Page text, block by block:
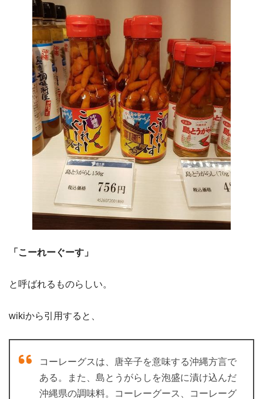
「こーれーぐーす」
と呼ばれるものらしい。
wikiから引用すると、
コーレーグスは、唐辛子を意味する沖縄方言で
ある。また、島とうがらしを泡盛に漬け込んだ
沖縄県の調味料。コーレーグース、コーレーグ